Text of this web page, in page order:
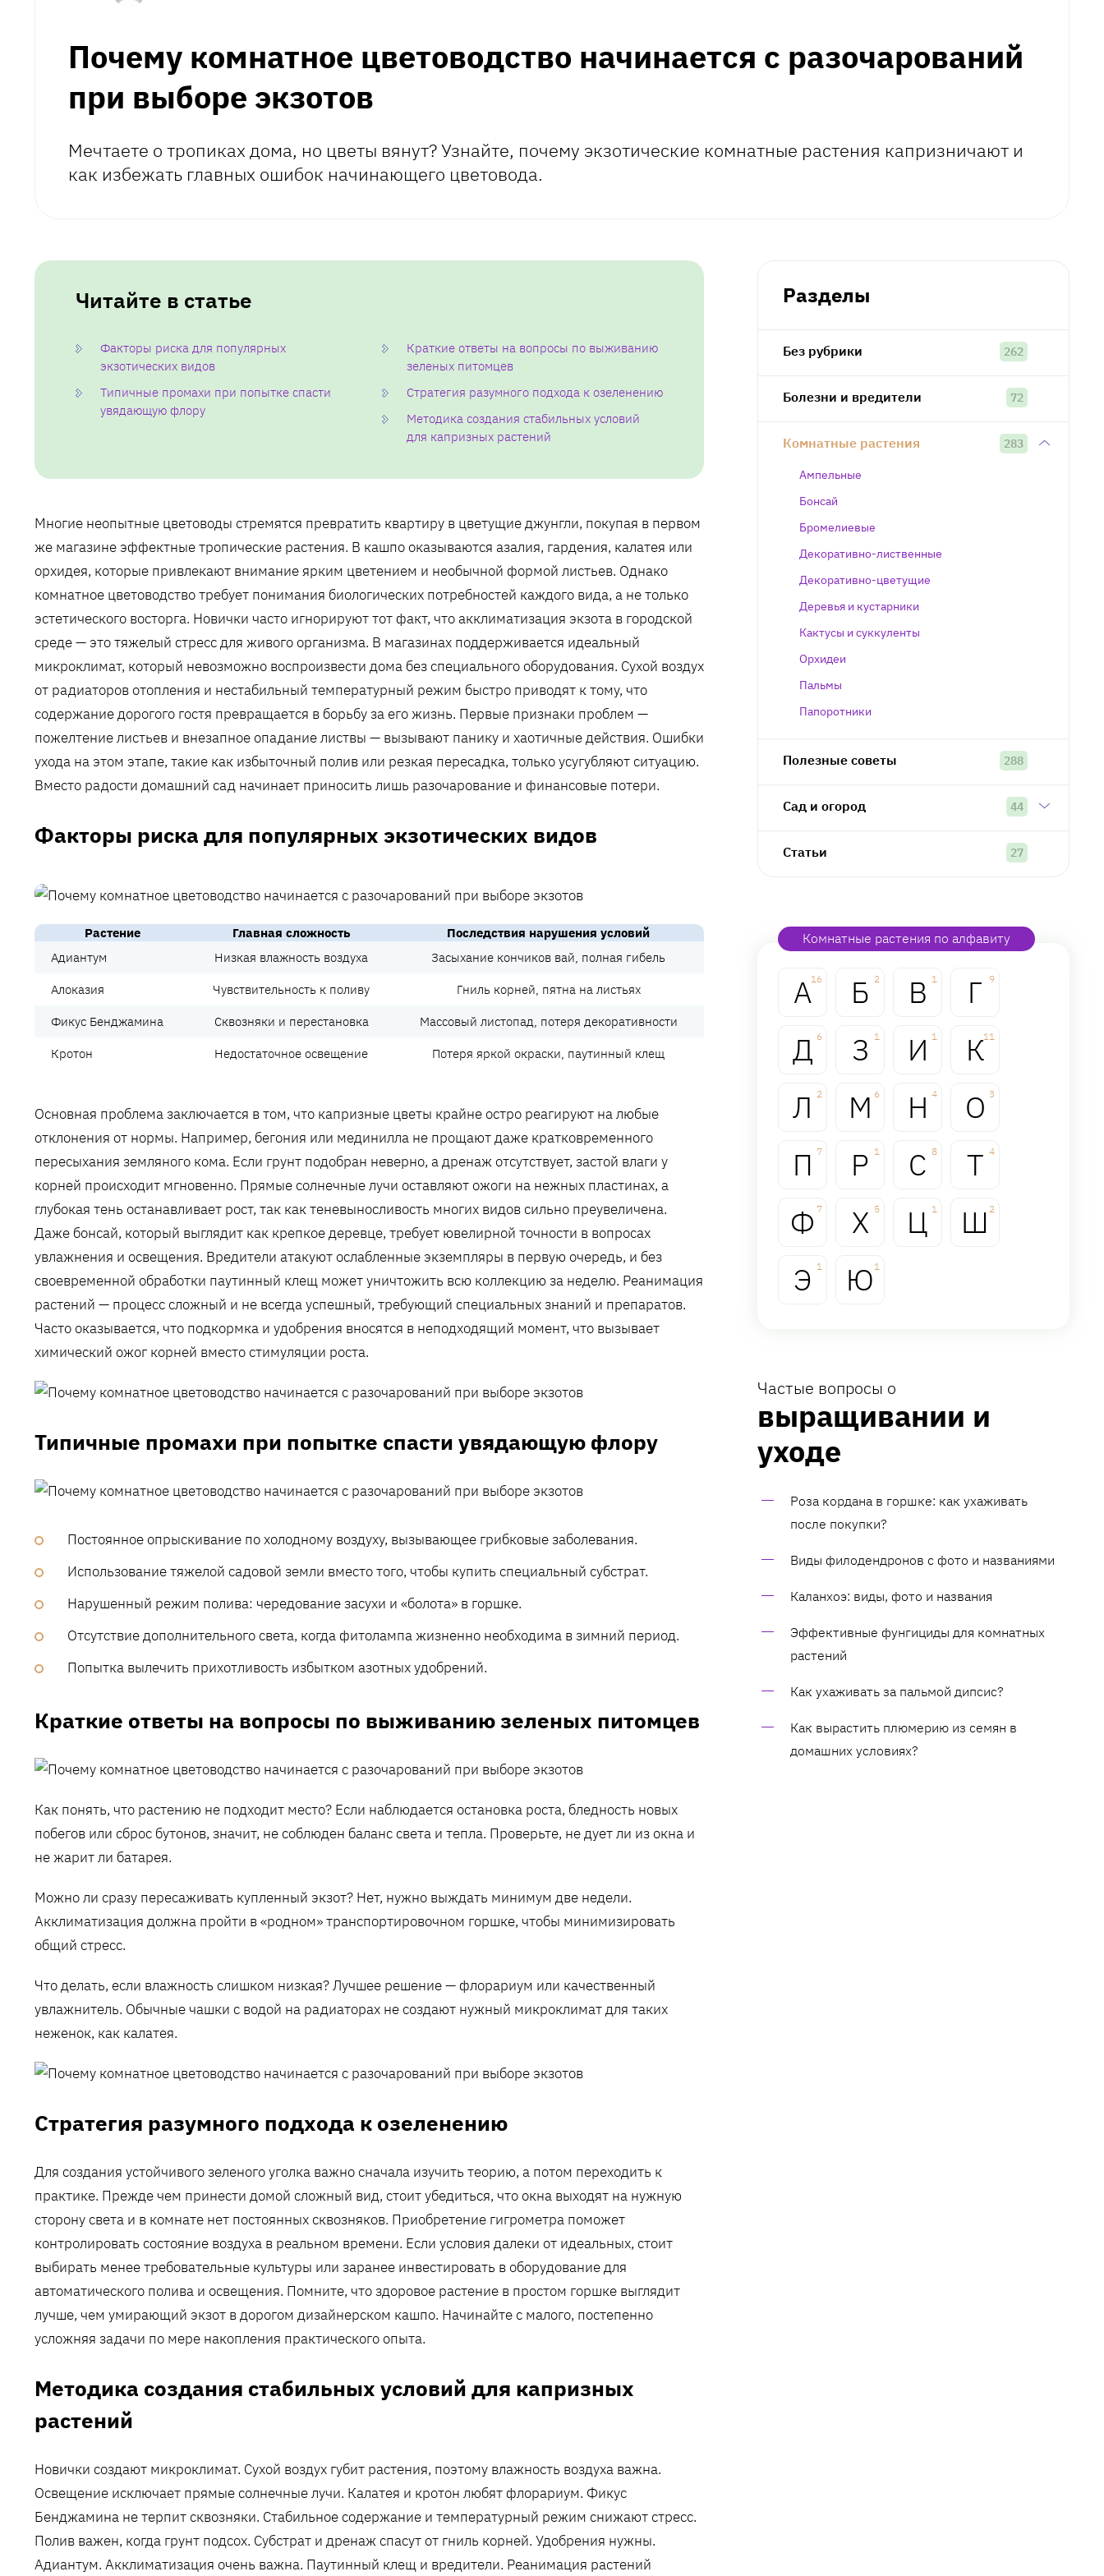
Почему комнатное цветоводство начинается с разочарований
при выборе экзотов
Мечтаете о тропиках дома, но цветы вянут? Узнайте, почему экзотические комнатные растения капризничают и
как избежать главных ошибок начинающего цветовода.
Читайте в статье
Факторы риска для популярных
экзотических видов
Типичные промахи при попытке спасти
увядающую флору
Краткие ответы на вопросы по выживанию
зеленых питомцев
Стратегия разумного подхода к озеленению
Методика создания стабильных условий
для капризных растений
Многие неопытные цветоводы стремятся превратить квартиру в цветущие джунгли, покупая в первом
же магазине эффектные тропические растения. В кашпо оказываются азалия, гардения, калатея или
орхидея, которые привлекают внимание ярким цветением и необычной формой листьев. Однако
комнатное цветоводство требует понимания биологических потребностей каждого вида, а не только
эстетического восторга. Новички часто игнорируют тот факт, что акклиматизация экзота в городской
среде — это тяжелый стресс для живого организма. В магазинах поддерживается идеальный
микроклимат, который невозможно воспроизвести дома без специального оборудования. Сухой воздух
от радиаторов отопления и нестабильный температурный режим быстро приводят к тому, что
содержание дорогого гостя превращается в борьбу за его жизнь. Первые признаки проблем —
пожелтение листьев и внезапное опадание листвы — вызывают панику и хаотичные действия. Ошибки
ухода на этом этапе, такие как избыточный полив или резкая пересадка, только усугубляют ситуацию.
Вместо радости домашний сад начинает приносить лишь разочарование и финансовые потери.
Факторы риска для популярных экзотических видов
Растение Главная сложность
Последствия нарушения условий
Адиантум
Низкая влажность воздуха Засыхание кончиков вай, полная гибель
Алоказия Чувствительность к поливу Гниль корней, пятна на листьях
Фикус Бенджамина Сквозняки и перестановка Массовый листопад, потеря декоративности
Кротон Недостаточное освещение Потеря яркой окраски, паутинный клещ
Основная проблема заключается в том, что капризные цветы крайне остро реагируют на любые
отклонения от нормы. Например, бегония или мединилла не прощают даже кратковременного
пересыхания земляного кома. Если грунт подобран неверно, а дренаж отсутствует, застой влаги у
корней происходит мгновенно. Прямые солнечные лучи оставляют ожоги на нежных пластинах, а
глубокая тень останавливает рост, так как теневыносливость многих видов сильно преувеличена.
Даже бонсай, который выглядит как крепкое деревце, требует ювелирной точности в вопросах
увлажнения и освещения. Вредители атакуют ослабленные экземпляры в первую очередь, и без
своевременной обработки паутинный клещ может уничтожить всю коллекцию за неделю. Реанимация
растений — процесс сложный и не всегда успешный, требующий специальных знаний и препаратов.
Часто оказывается, что подкормка и удобрения вносятся в неподходящий момент, что вызывает
химический ожог корней вместо стимуляции роста.
Типичные промахи при попытке спасти увядающую флору
Постоянное опрыскивание по холодному воздуху, вызывающее грибковые заболевания.
Использование тяжелой садовой земли вместо того, чтобы купить специальный субстрат.
Нарушенный режим полива: чередование засухи и «болота» в горшке.
Отсутствие дополнительного света, когда фитолампа жизненно необходима в зимний период.
Попытка вылечить прихотливость избытком азотных удобрений.
Краткие ответы на вопросы по выживанию зеленых питомцев
Как понять, что растению не подходит место? Если наблюдается остановка роста, бледность новых
побегов или сброс бутонов, значит, не соблюден баланс света и тепла. Проверьте, не дует ли из окна и
не жарит ли батарея.
Можно ли сразу пересаживать купленный экзот? Нет, нужно выждать минимум две недели.
Акклиматизация должна пройти в «родном» транспортировочном горшке, чтобы минимизировать
общий стресс.
Что делать, если влажность слишком низкая? Лучшее решение — флорариум или качественный
увлажнитель. Обычные чашки с водой на радиаторах не создают нужный микроклимат для таких
неженок, как калатея.
Стратегия разумного подхода к озеленению
Для создания устойчивого зеленого уголка важно сначала изучить теорию, а потом переходить к
практике. Прежде чем принести домой сложный вид, стоит убедиться, что окна выходят на нужную
сторону света и в комнате нет постоянных сквозняков. Приобретение гигрометра поможет
контролировать состояние воздуха в реальном времени. Если условия далеки от идеальных, стоит
выбирать менее требовательные культуры или заранее инвестировать в оборудование для
автоматического полива и освещения. Помните, что здоровое растение в простом горшке выглядит
лучше, чем умирающий экзот в дорогом дизайнерском кашпо. Начинайте с малого, постепенно
усложняя задачи по мере накопления практического опыта.
Методика создания стабильных условий для капризных
растений
Новички создают микроклимат. Сухой воздух губит растения, поэтому влажность воздуха важна.
Освещение исключает прямые солнечные лучи. Калатея и кротон любят флорариум. Фикус
Бенджамина не терпит сквозняки. Стабильное содержание и температурный режим снижают стресс.
Полив важен, когда грунт подсох. Субстрат и дренаж спасут от гниль корней. Удобрения нужны.
Адиантум. Акклиматизация очень важна. Паутинный клещ и вредители. Реанимация растений
Разделы
Без рубрики 262
Болезни и вредители 72
Комнатные растения 283
Ампельные
Бонсай
Бромелиевые
Декоративно-лиственные
Декоративно-цветущие
Деревья и кустарники
Кактусы и суккуленты
Орхидеи
Пальмы
Папоротники
Полезные советы 288
Сад и огород 44
Статьи 27
Комнатные растения по алфавиту
А16 Б 2 В 1 Г 9
Д 6 З 1 И 1 К11
Л 2 М 6 Н 4 О 3
П 7 Р 1 С 8 Т 4
Ф 7 Х 5 Ц 1 Ш 2
Э 1 Ю 1
Частые вопросы о
выращивании и
уходе
Роза кордана в горшке: как ухаживать
после покупки?
Виды филодендронов с фото и названиями
Каланхоэ: виды, фото и названия
Эффективные фунгициды для комнатных
растений
Как ухаживать за пальмой дипсис?
Как вырастить плюмерию из семян в
домашних условиях?